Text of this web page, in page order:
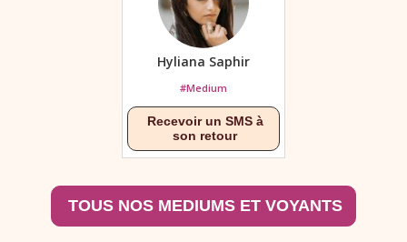
Hyliana Saphir
#Medium